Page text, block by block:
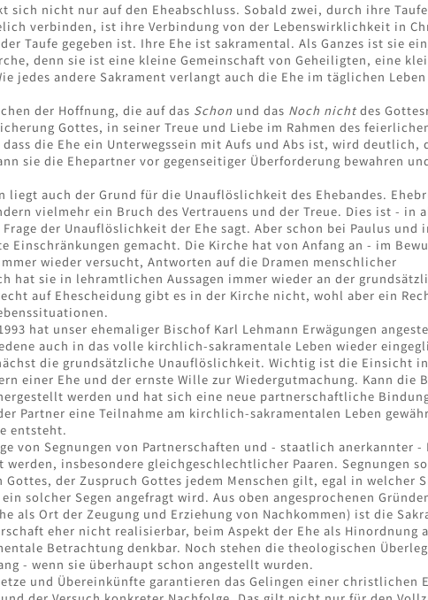
sich nicht nur auf den Eheabschluss. Sobald zwei, durch ihre
verbinden, ist ihre Verbindung von der Lebenswirklichkeit in
Taufe gegeben ist. Ihre Ehe ist sakramental. Als Ganzes ist sie ein
denn sie ist eine kleine Gemeinschaft von Geheiligten, eine
jedes andere Sakrament verlangt auch die Ehe im täglichen Leben
der Hoffnung, die auf das Schon und das Noch nicht des
Gottes, in seiner Treue und Liebe im Rahmen des
die Ehe ein Unterwegssein mit Aufs und Abs ist, wird deutlich,
sie die Ehepartner vor gegenseitiger Überforderung bewahren
liegt auch der Grund für die Unauflöslichkeit des Ehebandes.
vielmehr ein Bruch des Vertrauens und der Treue. Dies ist - in
der Unauflöslichkeit der Ehe sagt. Aber schon bei Paulus und
Einschränkungen gemacht. Die Kirche hat von Anfang an - im
wieder versucht, Antworten auf die Dramen menschlicher
hat sie in lehramtlichen Aussagen immer wieder an der
auf Ehescheidung gibt es in der Kirche nicht, wohl aber ein
hat unser ehemaliger Bischof Karl Lehmann Erwägungen
auch in das volle kirchlich-sakramentale Leben wieder
die grundsätzliche Unauflöslichkeit. Wichtig ist die Einsicht
einer Ehe und der ernste Wille zur Wiedergutmachung. Kann die
werden und hat sich eine neue partnerschaftliche
Partner eine Teilnahme am kirchlich-sakramentalen Leben
entsteht.
von Segnungen von Partnerschaften und - staatlich anerkannter -
insbesondere gleichgeschlechtlicher Paaren. Segnungen
Gottes, der Zuspruch Gottes jedem Menschen gilt, egal in welcher
solcher Segen angefragt wird. Aus oben angesprochenen
als Ort der Zeugung und Erziehung von Nachkommen) ist die
eher nicht realisierbar, beim Aspekt der Ehe als Hinordnung
Betrachtung denkbar. Noch stehen die theologischen
- wenn sie überhaupt schon angestellt wurden.
und Übereinkünfte garantieren das Gelingen einer christlichen